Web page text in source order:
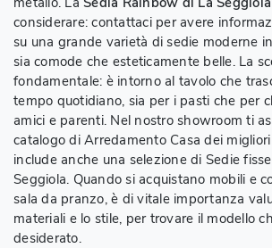
considerare: contattaci per avere
su una grande varietà di sedie moderne
sia comode che esteticamente belle. La
fondamentale: è intorno al tavolo che
tempo quotidiano, sia per i pasti che per
amici e parenti. Nel nostro showroom ti
catalogo di Arredamento Casa dei
include anche una selezione di Sedie
Seggiola. Quando si acquistano mobili e
sala da pranzo, è di vitale importanza
materiali e lo stile, per trovare il modello
desiderato.